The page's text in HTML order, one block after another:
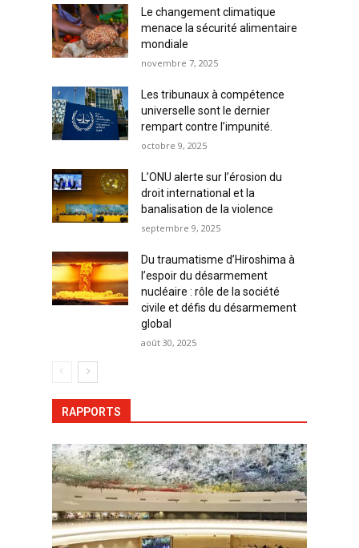
Le changement climatique
menace la sécurité alimentaire
mondiale
novembre 7, 2025
Les tribunaux à compétence
universelle sont le dernier
rempart contre l’impunité.
octobre 9, 2025
L’ONU alerte sur l’érosion du
droit international et la
banalisation de la violence
septembre 9, 2025
Du traumatisme d’Hiroshima à
l’espoir du désarmement
nucléaire : rôle de la société
civile et défis du désarmement
global
août 30, 2025
RAPPORTS